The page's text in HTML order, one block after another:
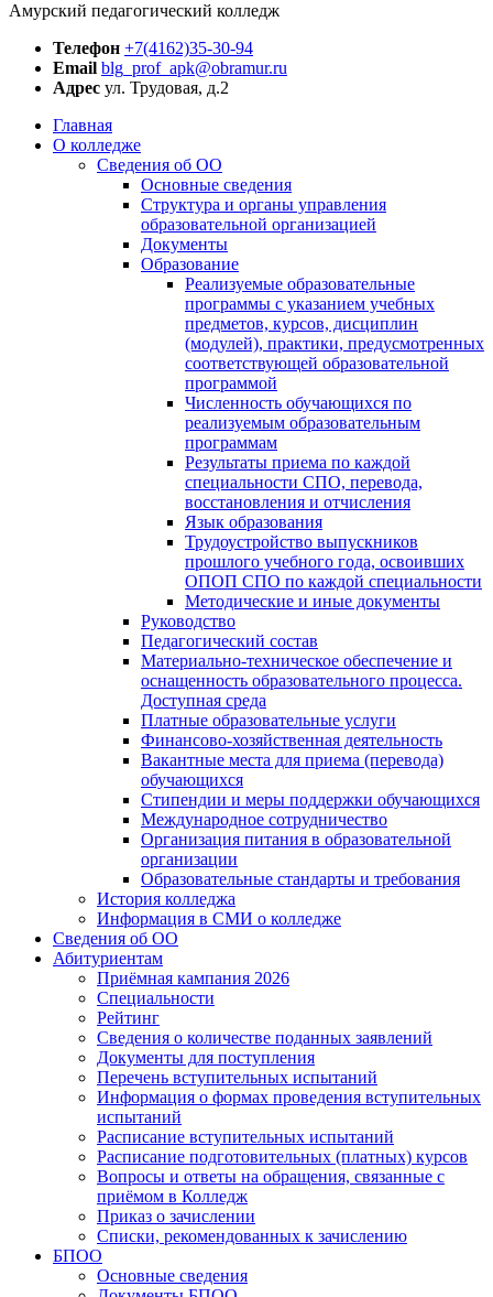
Амурский педагогический колледж
Телефон +7(4162)35-30-94
Email blg_prof_apk@obramur.ru
Адрес ул. Трудовая, д.2
Главная
О колледже
Сведения об ОО
Основные сведения
Структура и органы управления
образовательной организацией
Документы
Образование
Реализуемые образовательные
программы с указанием учебных
предметов, курсов, дисциплин
(модулей), практики, предусмотренных
соответствующей образовательной
программой
Численность обучающихся по
реализуемым образовательным
программам
Результаты приема по каждой
специальности СПО, перевода,
восстановления и отчисления
Язык образования
Трудоустройство выпускников
прошлого учебного года, освоивших
ОПОП СПО по каждой специальности
Методические и иные документы
Руководство
Педагогический состав
Материально-техническое обеспечение и
оснащенность образовательного процесса.
Доступная среда
Платные образовательные услуги
Финансово-хозяйственная деятельность
Вакантные места для приема (перевода)
обучающихся
Стипендии и меры поддержки обучающихся
Международное сотрудничество
Организация питания в образовательной
организации
Образовательные стандарты и требования
История колледжа
Информация в СМИ о колледже
Сведения об ОО
Абитуриентам
Приёмная кампания 2026
Специальности
Рейтинг
Сведения о количестве поданных заявлений
Документы для поступления
Перечень вступительных испытаний
Информация о формах проведения вступительных
испытаний
Расписание вступительных испытаний
Расписание подготовительных (платных) курсов
Вопросы и ответы на обращения, связанные с
приёмом в Колледж
Приказ о зачислении
Списки, рекомендованных к зачислению
БПОО
Основные сведения